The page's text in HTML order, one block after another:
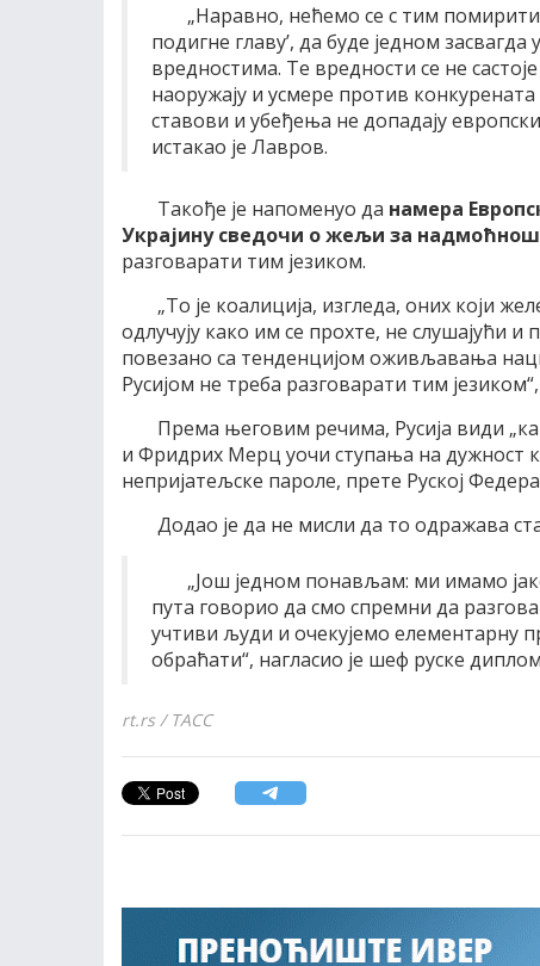
„Наравно, нећемо се с тим
подигне главу’, да буде једном
вредностима. Те вредности се не
наоружају и усмере против
ставови и убеђења не допадају
истакао је Лавров.
Такође је напоменуо да намера
Украјину сведочи о жељи за
разговарати тим језиком.
„То је коалиција, изгледа, оних који
одлучују како им се прохте, не слушајући
повезано са тенденцијом оживљавања
Русијом не треба разговарати тим
Према његовим речима, Русија види
и Фридрих Мерц уочи ступања на дужност
непријатељске пароле, прете Руској
Додао је да не мисли да то одражава
„Још једном понављам: ми имамо
пута говорио да смо спремни да
учтиви људи и очекујемо елементарну
обраћати“, нагласио је шеф руске
rt.rs / ТАСС